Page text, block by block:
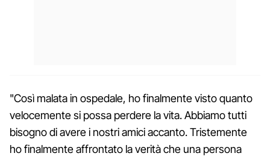
"Così malata in ospedale, ho finalmente visto quanto
velocemente si possa perdere la vita. Abbiamo tutti
bisogno di avere i nostri amici accanto. Tristemente
ho finalmente affrontato la verità che una persona